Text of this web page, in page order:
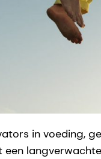
in voeding,
een